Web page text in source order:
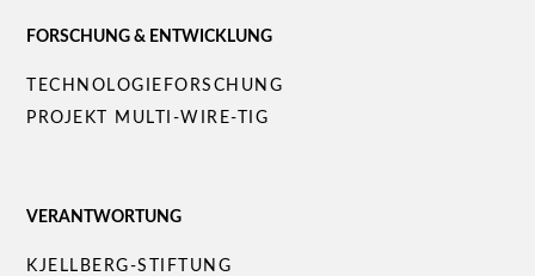
FORSCHUNG & ENTWICKLUNG
Navigation
überspringen
TECHNOLOGIEFORSCHUNG
PROJEKT MULTI-WIRE-TIG
VERANTWORTUNG
Navigation
KJELLBERG-STIFTUNG